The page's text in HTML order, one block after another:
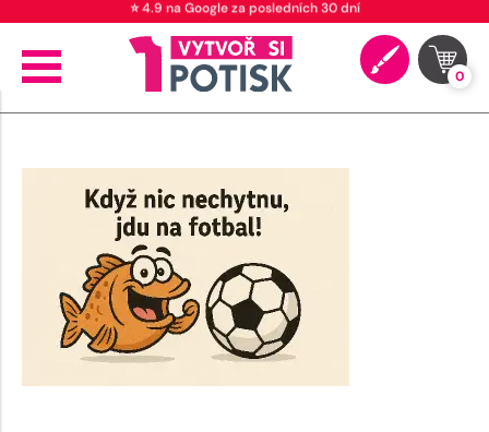
⭐ 4.9 na Google za posledních 30 dní
0